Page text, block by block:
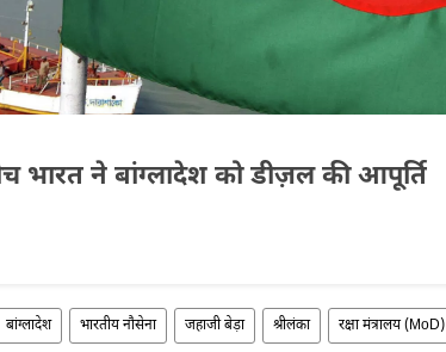
भारत ने बांग्लादेश को डीज़ल की आपूर्ति
बांग्लादेश भारतीय नौसेना जहाजी बेड़ा श्रीलंका रक्षा मंत्रालय (MoD)